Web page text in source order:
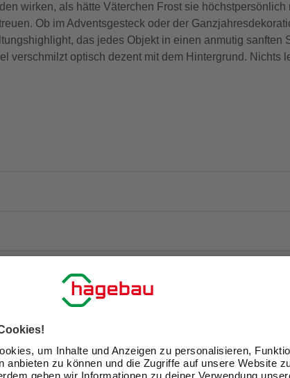
wirken, als hätte Väterchen Frost sie höchstpersönlich
Ob im Adventsgesteck oder der
das jedes Objekt in einen anmutig sanften
verschmilzt optisch dezent mit dem Hintergrund. Nichts